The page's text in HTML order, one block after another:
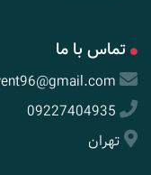
تماس با ما
09227404935
تهران